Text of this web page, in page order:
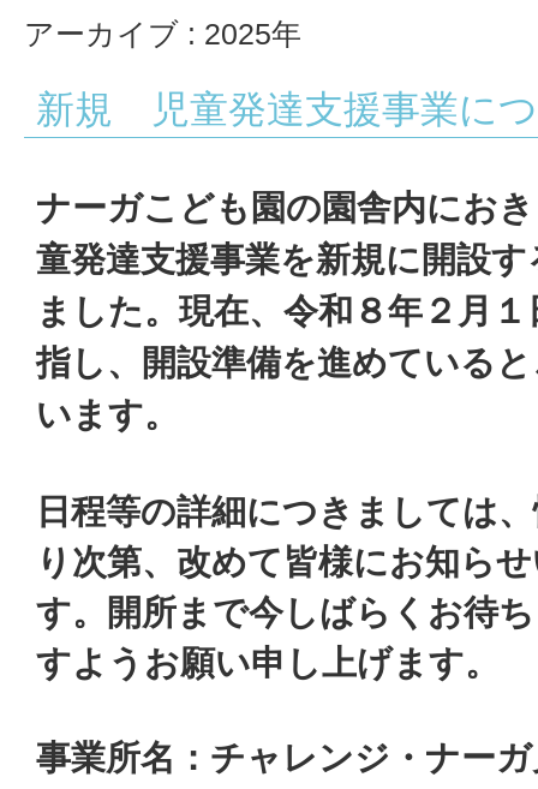
ガ
福
祉
会
アーカイブ : 2025年
新規 児童発達支援事業に
ナーガこども園の園舎内にお
童発達支援事業を新規に開設
ました。現在、令和８年２月
指し、開設準備を進めている
います。
日程等の詳細につきましては
り次第、改めて皆様にお知ら
す。開所まで今しばらくお待
すようお願い申し上げます。
事業所名：チャレンジ・ナー